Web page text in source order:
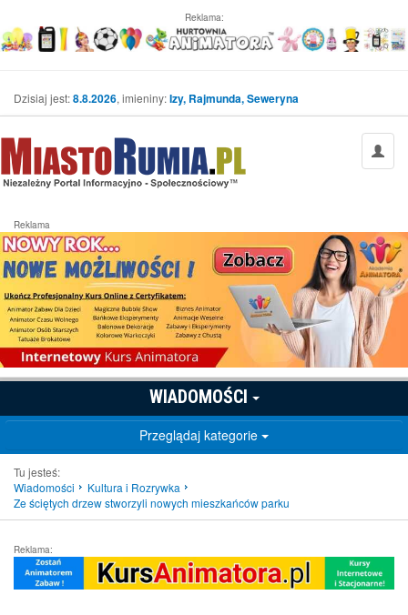
Reklama:
Dzisiaj jest:8.8.2026, imieniny:Izy, Rajmunda, Seweryna
Reklama
WIADOMOŚCI
Przeglądaj kategorie
Tu jesteś:
Wiadomości
Kultura i Rozrywka
Ze ściętych drzew stworzyli nowych mieszkańców parku
Reklama: